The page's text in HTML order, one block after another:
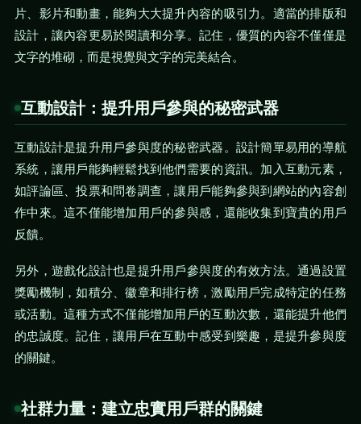
片、影片和動畫，能夠大大提升內容的吸引力。適當的排版和
設計，讓內容更易於閱讀和分享。記住，優質的內容不僅僅是
文字的堆砌，而是視覺與文字的完美結合。
互動設計：提升用戶參與的秘密武器
互動設計是提升用戶參與度的秘密武器。設計簡單易用的導航
系統，讓用戶能夠輕鬆找到他們需要的資訊。加入互動元素，
如評論區、投票和問卷調查，讓用戶能夠參與到網站的內容創
作中來。這不僅能增加用戶的參與感，還能收集到寶貴的用戶
反饋。
另外，遊戲化設計也是提升用戶參與度的有效方法。通過設置
獎勵機制，如積分、徽章和排行榜，激勵用戶完成特定的任務
或活動。這種方式不僅能增加用戶的互動次數，還能提升他們
的忠誠度。記住，讓用戶在互動中感受到樂趣，是提升參與度
的關鍵。
社群力量：建立忠實用戶群的關鍵